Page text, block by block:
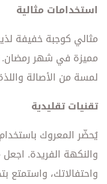
استخدامات مثالية
مثالي كوجبة خفيفة
مميزة في شهر رمضان.
لمسة من الأصالة
تقنيات تقليدية
يُحضّر المعروك
والنكهة الفريدة.
واحتفالاتك، واستمتع